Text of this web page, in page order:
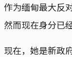
作为缅甸最大反
然而现在身分
现在，她是新政